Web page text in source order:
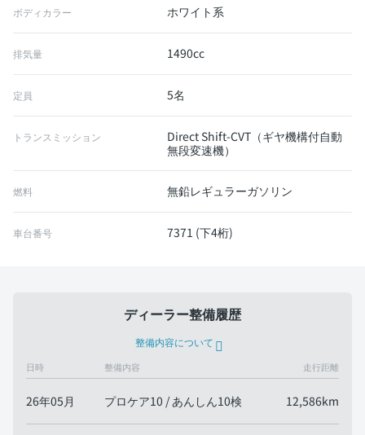
ボディカラー ホワイト系
排気量 1490cc
定員 5名
トランスミッション
Direct Shift-CVT（ギヤ機構付自動
無段変速機）
燃料 無鉛レギュラーガソリン
車台番号 7371 (下4桁)
ディーラー整備履歴
整備内容について
日時 整備内容 走行距離
26年05月 プロケア10 / あんしん10検 12,586km